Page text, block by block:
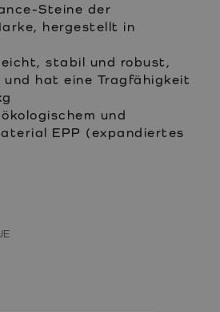
Steine der
hergestellt in
stabil und robust,
hat eine Tragfähigkeit
und
EPP (expandiertes